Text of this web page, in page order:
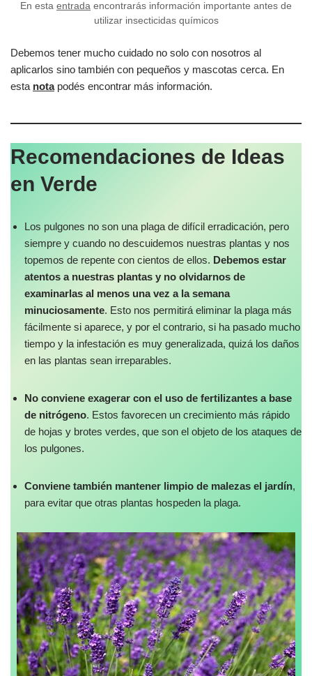
En esta entrada encontrarás información importante antes de
utilizar insecticidas químicos
Debemos tener mucho cuidado no solo con nosotros al
aplicarlos sino también con pequeños y mascotas cerca. En
esta notapodés encontrar más información.
Recomendaciones de Ideas
en Verde
Los pulgones no son una plaga de difícil erradicación, pero
siempre y cuando no descuidemos nuestras plantas y nos
topemos de repente con cientos de ellos. Debemos estar
atentos a nuestras plantas y no olvidarnos de
examinarlas al menos una vez a la semana
minuciosamente. Esto nos permitirá eliminar la plaga más
fácilmente si aparece, y por el contrario, si ha pasado mucho
tiempo y la infestación es muy generalizada, quizá los daños
en las plantas sean irreparables.
No conviene exagerar con el uso de fertilizantes a base
de nitrógeno. Estos favorecen un crecimiento más rápido
de hojas y brotes verdes, que son el objeto de los ataques de
los pulgones.
Conviene también mantener limpio de malezas el jardín,
para evitar que otras plantas hospeden la plaga.